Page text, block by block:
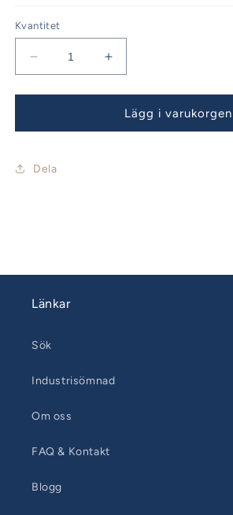
Kvantitet
Minska
kvantitet
för
fönsterskena
Öka
kvantitet
för
Tryckknapp
fönsterskena
Lägg i varukorgen
Dela
Länkar
Sök
Industrisömnad
Om oss
FAQ & Kontakt
Blogg